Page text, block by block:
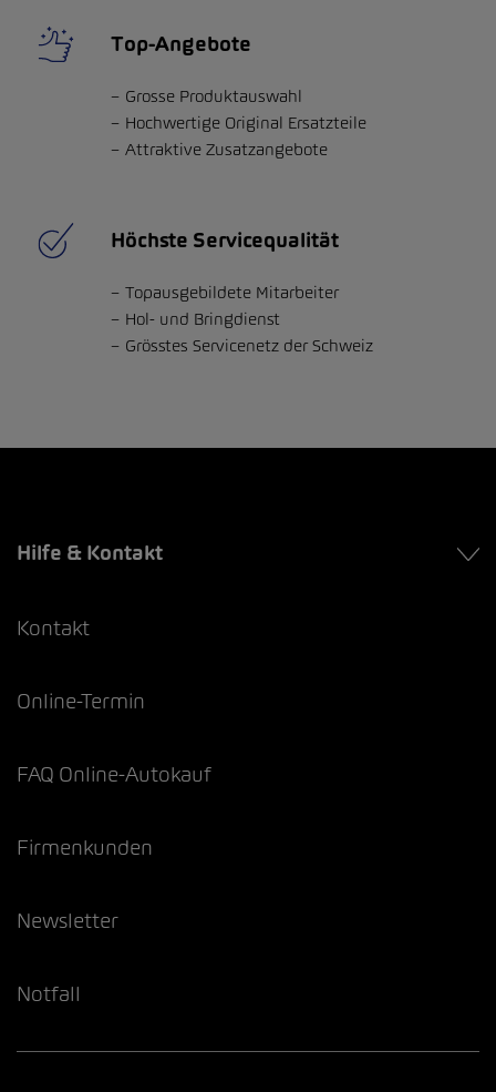
Top-Angebote
Grosse Produktauswahl
Hochwertige Original Ersatzteile
Attraktive Zusatzangebote
Höchste Servicequalität
Topausgebildete Mitarbeiter
Hol- und Bringdienst
Grösstes Servicenetz der Schweiz
Hilfe & Kontakt
Kontakt
Online-Termin
FAQ Online-Autokauf
Firmenkunden
Newsletter
Notfall